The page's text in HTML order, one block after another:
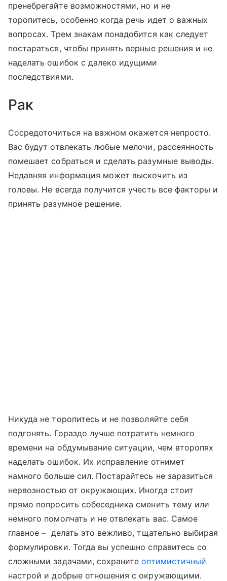
пренебрегайте возможностями, но и не
торопитесь, особенно когда речь идет о важных
вопросах. Трем знакам понадобится как следует
постараться, чтобы принять верные решения и не
наделать ошибок с далеко идущими
последствиями.
Рак
Сосредоточиться на важном окажется непросто.
Вас будут отвлекать любые мелочи, рассеянность
помешает собраться и сделать разумные выводы.
Недавняя информация может выскочить из
головы. Не всегда получится учесть все факторы и
принять разумное решение.
Никуда не торопитесь и не позволяйте себя
подгонять. Гораздо лучше потратить немного
времени на обдумывание ситуации, чем второпях
наделать ошибок. Их исправление отнимет
намного больше сил. Постарайтесь не заразиться
нервозностью от окружающих. Иногда стоит
прямо попросить собеседника сменить тему или
немного помолчать и не отвлекать вас. Самое
главное – делать это вежливо, тщательно выбирая
формулировки. Тогда вы успешно справитесь со
сложными задачами, сохранитеоптимистичный
настрой и добрые отношения с окружающими.